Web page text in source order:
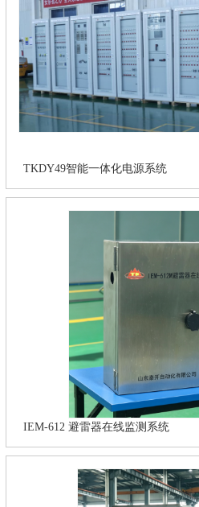
TKDY49智能一体化电源系统
IEM-612 避雷器在线监测系统